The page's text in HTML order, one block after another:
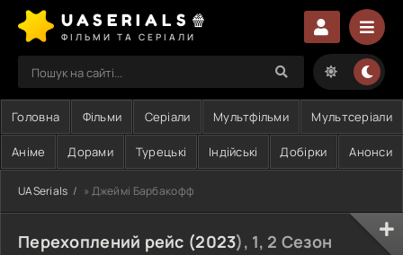
UASERIALS🍿
ФІЛЬМИ ТА СЕРІАЛИ
Головна Фільми Серіали Мультфільми Мультсеріали
Аніме Дорами Турецькі Індійські Добірки Анонси
UASerials » Джеймі Барбакофф
Перехоплений рейс (2023), 1, 2 Сезон